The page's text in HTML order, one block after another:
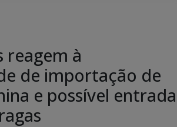
reagem à
de importação de
e possível entrada